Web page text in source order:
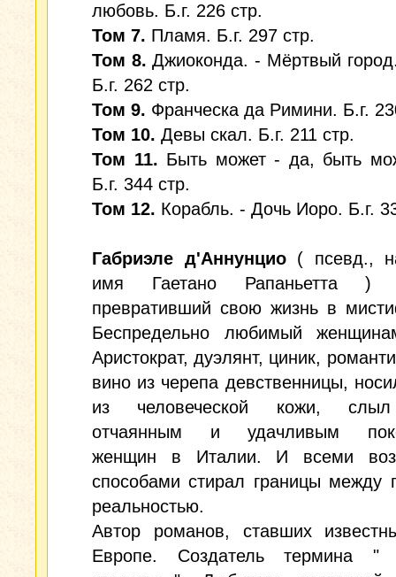
любовь. Б.г. 226 стр.
Том 7. Пламя. Б.г. 297 стр.
Том 8. Джиоконда. - Мёртвый
Б.г. 262 стр.
Том 9. Франческа да Римини. Б.г.
Том 10. Девы скал. Б.г. 211 стр.
Том 11. Быть может - да, быть
Б.г. 344 стр.
Том 12. Корабль. - Дочь Иоро. Б.г.
Габриэле д'Аннунцио( псевд.,
имя Гаетано Рапаньетта
превративший свою жизнь в
Беспредельно любимый
Аристократ, дуэлянт, циник,
вино из черепа девственницы,
из человеческой кожи,
отчаянным и удачливым
женщин в Италии. И всеми
способами стирал границы между
реальностью.
Автор романов, ставших
Европе. Создатель термина "